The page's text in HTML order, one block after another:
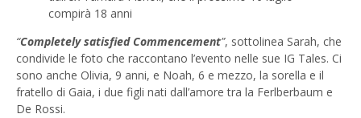
compirà 18 anni
“Completely satisfied Commencement”, sottolinea Sarah, che
condivide le foto che raccontano l’evento nelle sue IG Tales. Ci
sono anche Olivia, 9 anni, e Noah, 6 e mezzo, la sorella e il
fratello di Gaia, i due figli nati dall’amore tra la Ferlberbaum e
De Rossi.